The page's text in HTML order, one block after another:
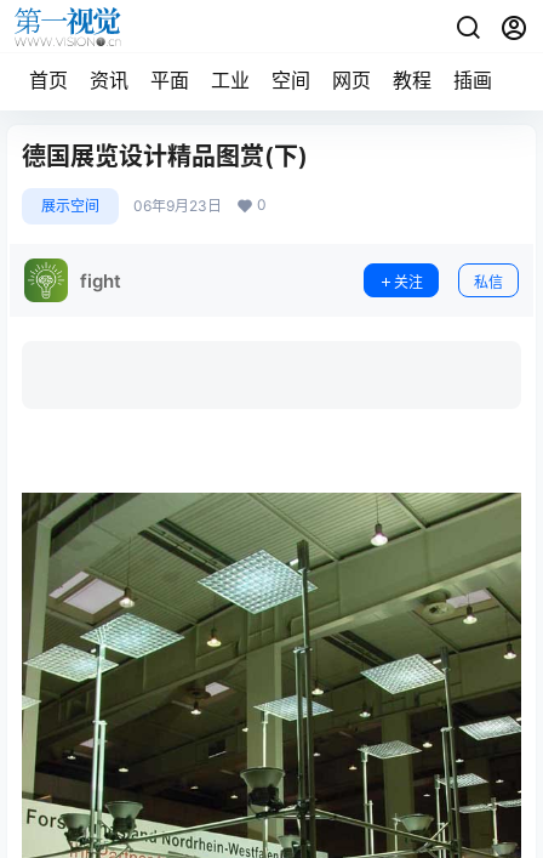
首页 资讯 平面 工业 空间 网页 教程 插画
德国展览设计精品图赏(下)
展示空间 06年9月23日 0
fight 关注 私信